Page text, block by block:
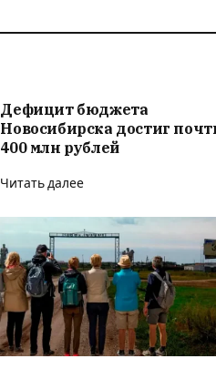
Дефицит бюджета
Новосибирска достиг
400 млн рублей
Читать далее